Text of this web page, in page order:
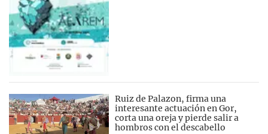
Ruiz de Palazon, firma una
interesante actuación en Gor,
corta una oreja y pierde salir a
hombros con el descabello